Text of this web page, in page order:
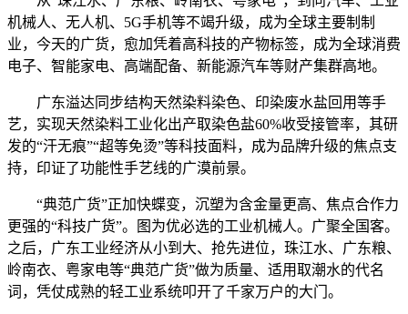
机械人、无人机、5G手机等不竭升级，成为全球主要制制
业，今天的广货，愈加凭着高科技的产物标签，成为全球消费
电子、智能家电、高端配备、新能源汽车等财产集群高地。
广东溢达同步结构天然染料染色、印染废水盐回用等手
艺，实现天然染料工业化出产取染色盐60%收受接管率，其研
发的“汗无痕”“超等免烫”等科技面料，成为品牌升级的焦点支
持，印证了功能性手艺线的广漠前景。
“典范广货”正加快蝶变，沉塑为含金量更高、焦点合作力
更强的“科技广货”。图为优必选的工业机械人。广聚全国客。
之后，广东工业经济从小到大、抢先进位，珠江水、广东粮、
岭南衣、粤家电等“典范广货”做为质量、适用取潮水的代名
词，凭仗成熟的轻工业系统叩开了千家万户的大门。